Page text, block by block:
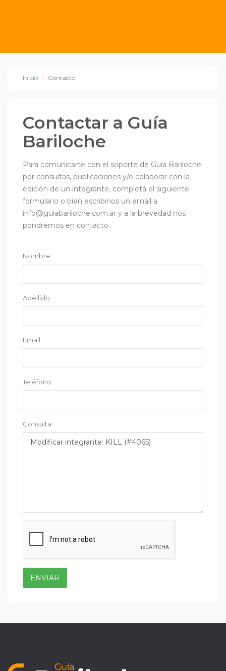
Inicio Contacto
Contactar a Guía
Bariloche
Para comunicarte con el soporte de Guía Bariloche
por consultas, publicaciones y/o colaborar con la
edición de un integrante, completá el siguiente
formulario o bien escribinos un email a
info@guiabariloche.com.ar y a la brevedad nos
pondremos en contacto.
Nombre
Apellido
Email
Teléfono
Consulta
ENVIAR